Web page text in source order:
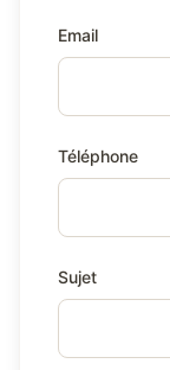
Email
Téléphone
Sujet